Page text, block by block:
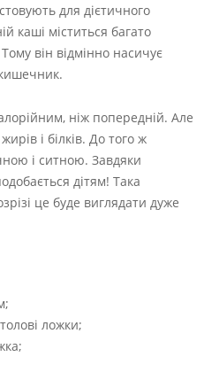
для дієтичного
каші міститься багато
він відмінно насичує
ніж попередній. Але
і білків. До того ж
і ситною. Завдяки
дітям! Така
це буде виглядати дуже
ложки;